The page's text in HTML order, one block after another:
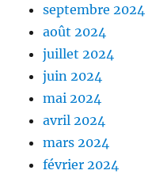
septembre 2024
août 2024
juillet 2024
juin 2024
mai 2024
avril 2024
mars 2024
février 2024